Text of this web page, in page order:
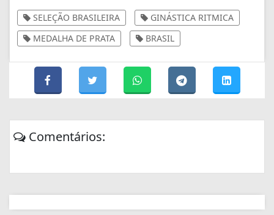
SELEÇÃO BRASILEIRA
GINÁSTICA RITMICA
MEDALHA DE PRATA
BRASIL
Comentários: